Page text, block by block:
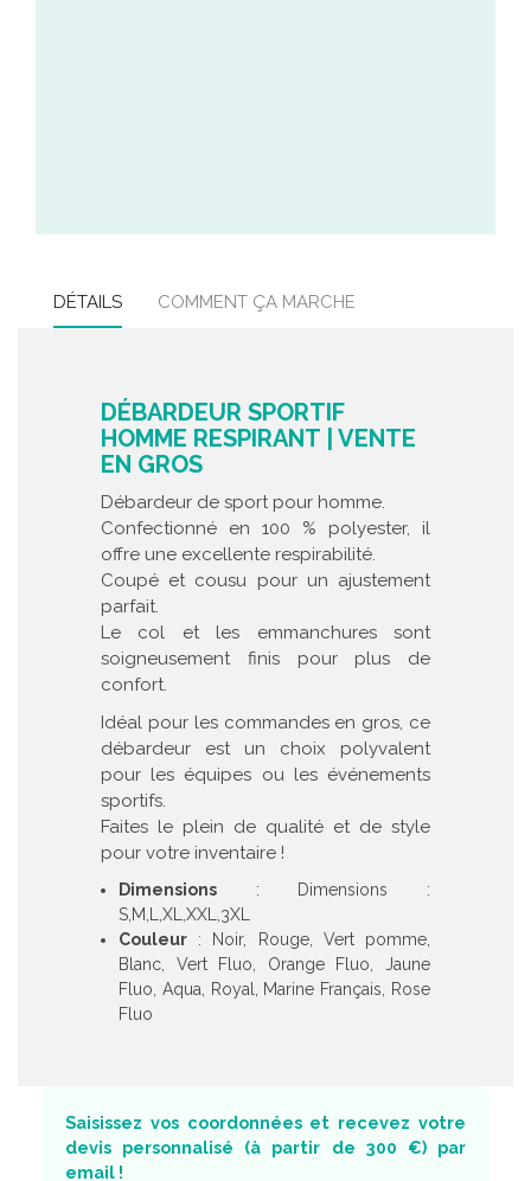
DÉTAILS COMMENT ÇA MARCHE
DÉBARDEUR SPORTIF
HOMME RESPIRANT | VENTE
EN GROS
Débardeur de sport pour homme.
Confectionné en 100 % polyester, il
offre une excellente respirabilité.
Coupé et cousu pour un ajustement
parfait.
Le col et les emmanchures sont
soigneusement finis pour plus de
confort.
Idéal pour les commandes en gros, ce
débardeur est un choix polyvalent
pour les équipes ou les événements
sportifs.
Faites le plein de qualité et de style
pour votre inventaire !
Dimensions : Dimensions :
S,M,L,XL,XXL,3XL
Couleur : Noir, Rouge, Vert pomme,
Blanc, Vert Fluo, Orange Fluo, Jaune
Fluo, Aqua, Royal, Marine Français, Rose
Fluo
Saisissez vos coordonnées et recevez votre
devis personnalisé (à partir de 300 €) par
email !